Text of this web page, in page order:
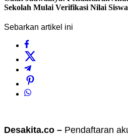
Sekolah Mulai Verifikasi Nilai Siswa
Sebarkan artikel ini
Desakita.co – Pendaftaran